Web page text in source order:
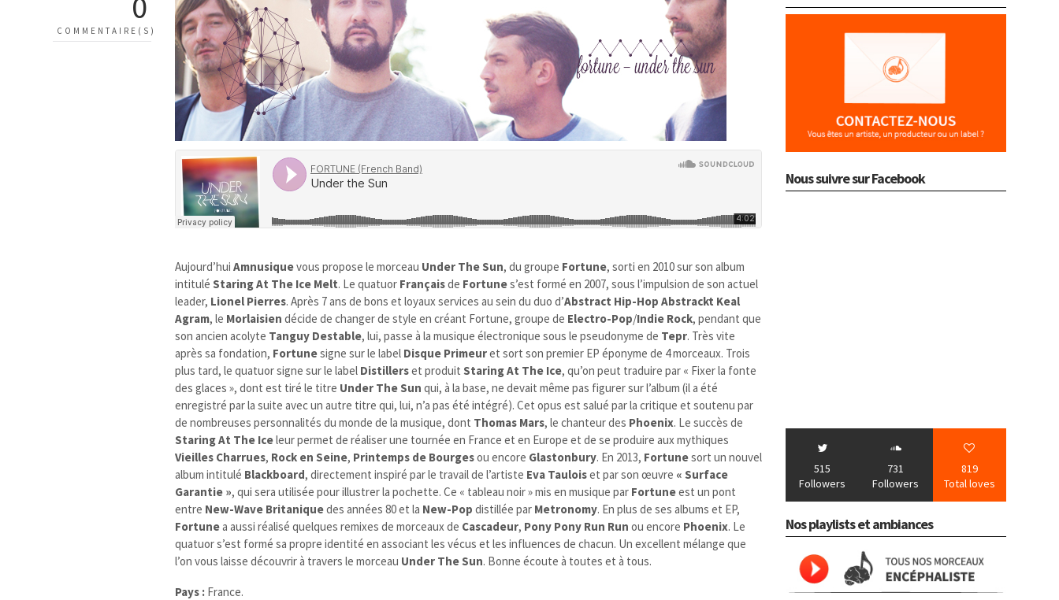
COMMENTAIRE(S)
Aujourd’huiAmnusiquevous propose le morceau Under The Sun, du groupe Fortune, sorti en 2010 sur son album
intituléStaring At The Ice Melt. Le quatuor Françaisde Fortunes’est formé en 2007, sous l’impulsion de son actuel
leader, Lionel Pierres. Après 7 ans de bons et loyaux services au sein du duo d’Abstract Hip-Hop Abstrackt Keal
Agram, le Morlaisiendécide de changer de style en créant Fortune, groupe de Electro-Pop/Indie Rock, pendant que
son ancien acolyte Tanguy Destable, lui, passe à la musique électronique sous le pseudonyme de Tepr. Très vite
après sa fondation, Fortunesigne sur le label Disque Primeuret sort son premier EP éponyme de 4 morceaux. Trois
plus tard, le quatuor signe sur le label Distillerset produitStaring At The Ice, qu’on peut traduire par « Fixer la fonte
des glaces », dont est tiré le titre Under The Sun qui, à la base, ne devait même pas figurer sur l’album (il a été
enregistré par la suite avec un autre titre qui, lui, n’a pas été intégré). Cet opus est salué par la critique et soutenu par
de nombreuses personnalités du monde de la musique, dont Thomas Mars, le chanteur des Phoenix. Le succès de
Staring At The Iceleur permet de réaliser une tournée en France et en Europe et de se produire aux mythiques
Vieilles Charrues, Rock en Seine, Printemps de Bourgesou encore Glastonbury. En 2013, Fortunesort un nouvel
album intitulé Blackboard, directement inspiré par le travail de l’artiste Eva Tauloiset par son œuvre « Surface
Garantie », qui sera utilisée pour illustrer la pochette. Ce « tableau noir » mis en musique par Fortuneest un pont
entre New-Wave Britaniquedes années 80 et la New-Pop distillée par Metronomy. En plus de ses albums et EP,
Fortunea aussi réalisé quelques remixes de morceaux de Cascadeur, Pony Pony Run Run ou encore Phoenix. Le
quatuor s’est formé sa propre identité en associant les vécus et les influences de chacun. Un excellent mélange que
l’on vous laisse découvrir à travers le morceau Under The Sun. Bonne écoute à toutes et à tous.
Pays : France.
Nous suivre sur Facebook
515
Followers
731
Followers
819
Total loves
Nos playlists et ambiances